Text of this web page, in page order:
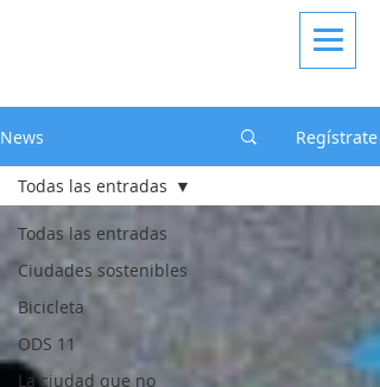
News Regístrate
Todas las entradas
Ciudades sostenibles
Bicicleta
ODS 11
La ciudad que no
Todas las entradas